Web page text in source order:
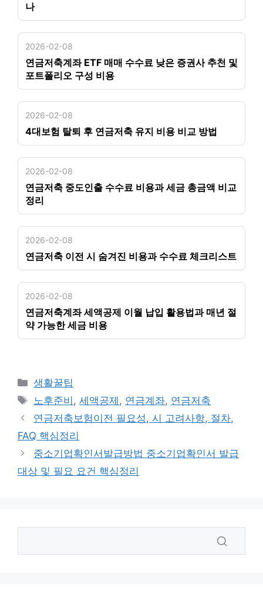
나
2026-02-08
연금저축계좌 ETF 매매 수수료 낮은 증권사 추천 및
포트폴리오 구성 비용
2026-02-08
4대보험 탈퇴 후 연금저축 유지 비용 비교 방법
2026-02-08
연금저축 중도인출 수수료 비용과 세금 총금액 비교
정리
2026-02-08
연금저축 이전 시 숨겨진 비용과 수수료 체크리스트
2026-02-08
연금저축계좌 세액공제 이월 납입 활용법과 매년 절
약 가능한 세금 비용
카
테
리
생활꿀팁
태
그
노후준비 ,세액공제 , 연금계좌, 연금저축
연금저축보험이전 필요성, 시 고려사항, 절차,
FAQ 핵심정리
중소기업확인서발급방법 중소기업확인서 발급
대상 및 필요 요건 핵심정리